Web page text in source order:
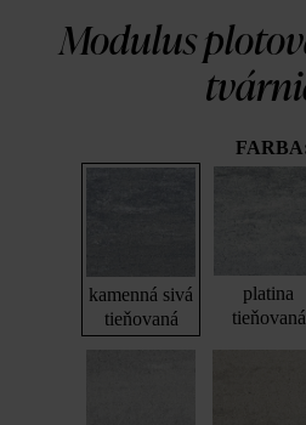
Modulus
kamenná sivá
tieňovaná
platina
tieňovaná